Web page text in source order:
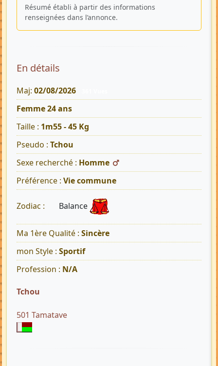
Résumé établi à partir des informations
renseignées dans l’annonce.
En détails
Maj: 02/08/2026
Femme 24 ans
Taille : 1m55 - 45 Kg
Pseudo : Tchou
Sexe recherché : Homme
Préférence : Vie commune
Zodiac : Balance
Ma 1ère Qualité : Sincère
mon Style : Sportif
Profession : N/A
Tchou
501 Tamatave